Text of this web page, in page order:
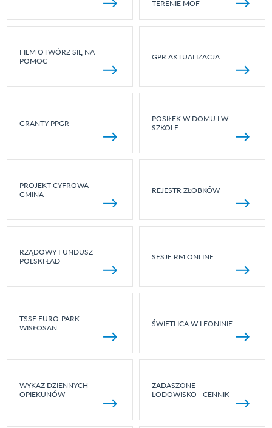
TERENIE MOF
FILM OTWÓRZ SIĘ NA
POMOC
GPR AKTUALIZACJA
GRANTY PPGR
POSIŁEK W DOMU I W
SZKOLE
PROJEKT CYFROWA
GMINA
REJESTR ŻŁOBKÓW
RZĄDOWY FUNDUSZ
POLSKI ŁAD
SESJE RM ONLINE
TSSE EURO-PARK
WISŁOSAN
ŚWIETLICA W LEONINIE
WYKAZ DZIENNYCH
OPIEKUNÓW
ZADASZONE
LODOWISKO - CENNIK